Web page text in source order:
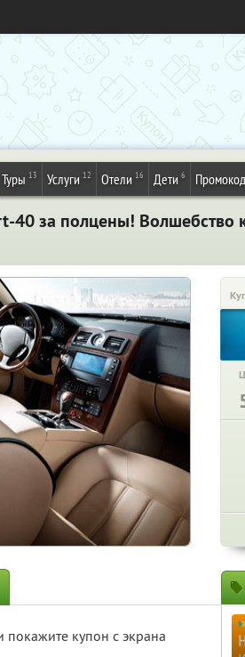
Туры 13 Услуги 12 Отели 16 Дети 6
40 за полцены! Волшебство
покажите купон с экрана